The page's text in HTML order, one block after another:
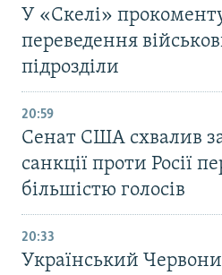
У «Скелі»
переведення
підрозділи
20:59
Cенат США схвалив
санкції проти Росії
більшістю голосів
20:33
Український